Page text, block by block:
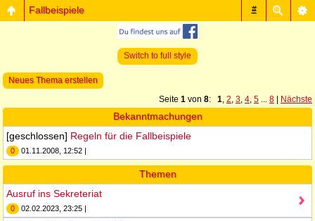
#
Fallbeispiele
Switch to full style
Neues Thema erstellen
Seite 1 von 8: 1, 2, 3, 4, 5 ... 8 Nächste
Bekanntmachungen
[geschlossen] Regeln für die Fallbeispiele
0 01.11.2008, 12:52 |
Themen
Ausruf ins Sekreteriat
0 02.02.2023, 23:25 |